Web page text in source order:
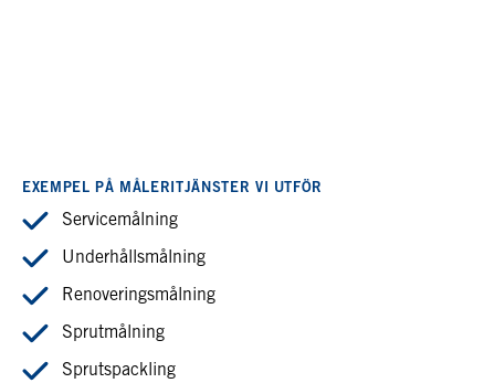
EXEMPEL PÅ MÅLERITJÄNSTER VI UTFÖR
Servicemålning
Underhållsmålning
Renoveringsmålning
Sprutmålning
Sprutspackling